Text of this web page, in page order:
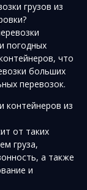
грузов из
погодных
что
больших
перевозок.
контейнеров из
от таких
груза,
а также
и